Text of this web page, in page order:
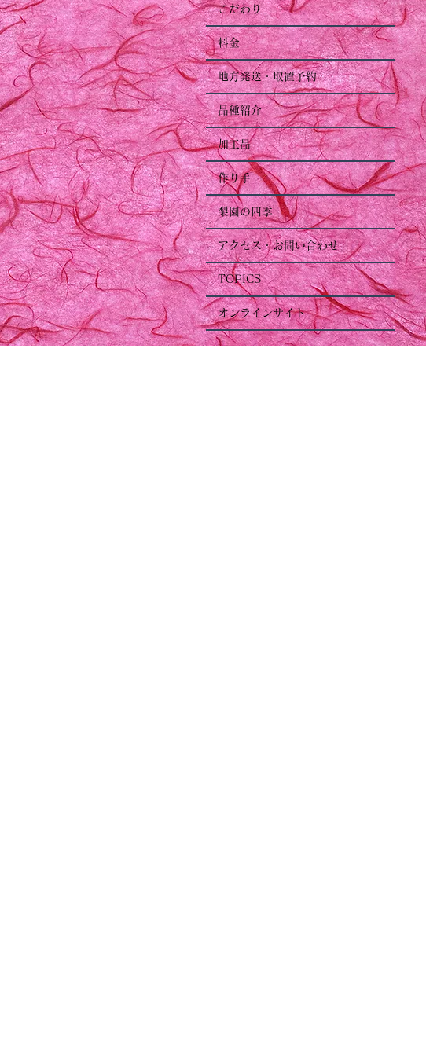
こだわり
料金
地方発送・取置予約
品種紹介
加工品
作り手
梨園の四季
アクセス・お問い合わせ
TOPICS
オンラインサイト